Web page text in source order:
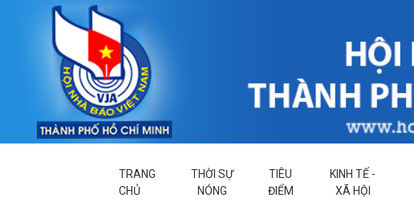
TRANG
CHỦ
THỜI SỰ
NÓNG
TIÊU
ĐIỂM
KINH TẾ -
XÃ HỘI